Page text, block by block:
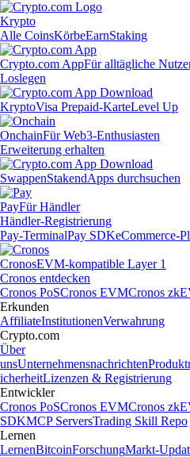
Krypto
Alle CoinsKörbeEarnStaking
Crypto.com AppFür alltägliche
Loslegen
KryptoVisa Prepaid-KarteLevel Up
OnchainFür Web3-Enthusiasten
Erweiterung erhalten
SwappenStakendApps durchsuchen
PayFür Händler
Händler-Registrierung
Pay-TerminalPay SDKeCommerce-
CronosEVM-kompatible Layer 1
Cronos entdecken
Cronos PoSCronos EVMCronos
Erkunden
AffiliateInstitutionenVerwahrung
Crypto.com
Über
unsUnternehmensnachrichten
icherheitLizenzen & Registrierung
Entwickler
Cronos PoSCronos EVMCronos
SDKMCP ServersTrading Skill Repo
Lernen
LernenBitcoinForschungMarkt-